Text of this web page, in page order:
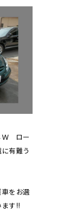
Ｗ ロー
有難う
をお選
す!!